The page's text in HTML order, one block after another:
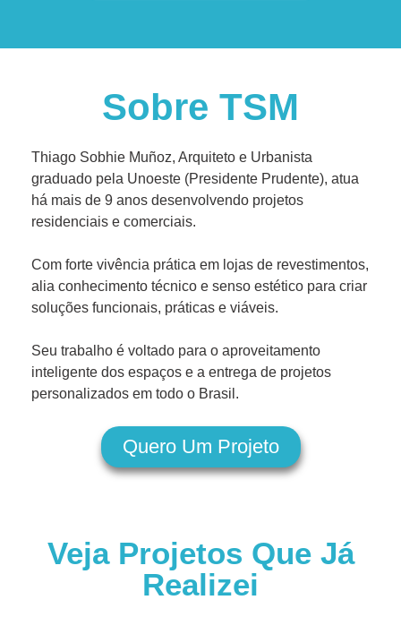
Sobre TSM
Thiago Sobhie Muñoz, Arquiteto e Urbanista
graduado pela Unoeste (Presidente Prudente), atua
há mais de 9 anos desenvolvendo projetos
residenciais e comerciais.
Com forte vivência prática em lojas de revestimentos,
alia conhecimento técnico e senso estético para criar
soluções funcionais, práticas e viáveis.
Seu trabalho é voltado para o aproveitamento
inteligente dos espaços e a entrega de projetos
personalizados em todo o Brasil.
Quero Um Projeto
Veja Projetos Que Já
Realizei